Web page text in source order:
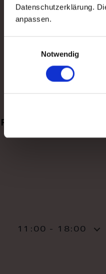
Datenschutzerklärung.
anpassen.
Notwendig
11:00 - 18:00